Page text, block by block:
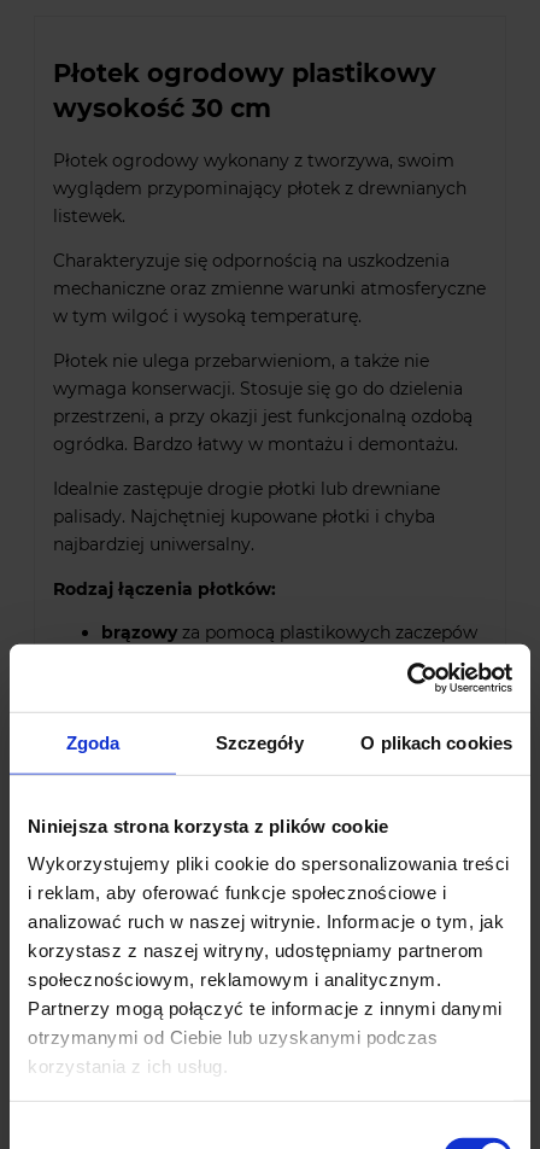
Zgoda Szczegóły O plikach cookies
Niniejsza strona korzysta z plików cookie
Wykorzystujemy pliki cookie do spersonalizowania treści
i reklam, aby oferować funkcje społecznościowe i
analizować ruch w naszej witrynie. Informacje o tym, jak
korzystasz z naszej witryny, udostępniamy partnerom
społecznościowym, reklamowym i analitycznym.
Partnerzy mogą połączyć te informacje z innymi danymi
otrzymanymi od Ciebie lub uzyskanymi podczas
korzystania z ich usług.
Płotek ogrodowy plastikowy
wysokość 30 cm
Płotek ogrodowy wykonany z tworzywa, swoim
wyglądem przypominający płotek z drewnianych
listewek.
Charakteryzuje się odpornością na uszkodzenia
mechaniczne oraz zmienne warunki atmosferyczne
w tym wilgoć i wysoką temperaturę.
Płotek nie ulega przebarwieniom, a także nie
wymaga konserwacji. Stosuje się go do dzielenia
przestrzeni, a przy okazji jest funkcjonalną ozdobą
ogródka. Bardzo łatwy w montażu i demontażu.
Idealnie zastępuje drogie płotki lub drewniane
palisady. Najchętniej kupowane płotki i chyba
najbardziej uniwersalny.
Rodzaj łączenia płotków:
brązowy za pomocą plastikowych zaczepów
Wysokość użytkowa: 30 cm
Grubość: 4 mm
Płotki ozdobne do ogrodu to idealne rozwiązanie
dla wszystkich osób, które pragną uporządkować
przestrzeń w swoim ogrodzie.
W ofercie mamy inne płotki ogrodoweoraz
dekoracje ogrodowe - dostępne wysokości od 20
do 55 cm.